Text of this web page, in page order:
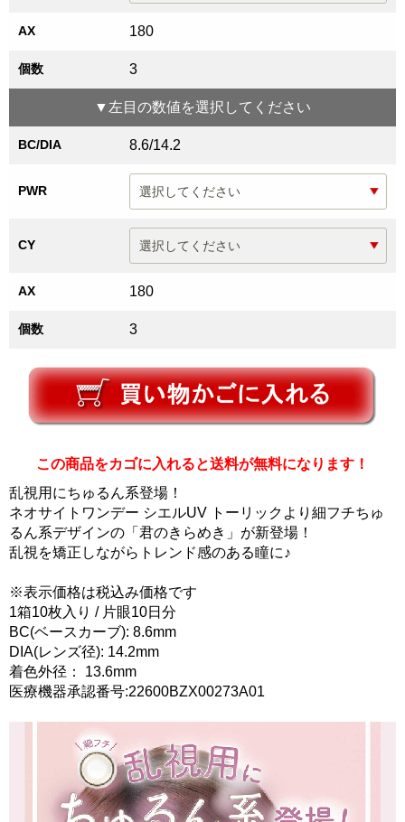
AX 180
個数 3
▼ 左目 の数値を選択してください
BC/DIA 8.6/14.2
PWR
CY
AX 180
個数 3
この商品をカゴに入れると送料が無料になります！
乱視用にちゅるん系登場！
ネオサイトワンデー シエルUV トーリックより細フチちゅ
るん系デザインの「君のきらめき」が新登場！
乱視を矯正しながらトレンド感のある瞳に♪
※表示価格は税込み価格です
1箱10枚入り / 片眼10日分
BC(ベースカーブ): 8.6mm
DIA(レンズ径): 14.2mm
着色外径： 13.6mm
医療機器承認番号:22600BZX00273A01